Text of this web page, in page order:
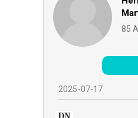
85
2025-07-17